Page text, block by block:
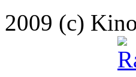
2009 (c)